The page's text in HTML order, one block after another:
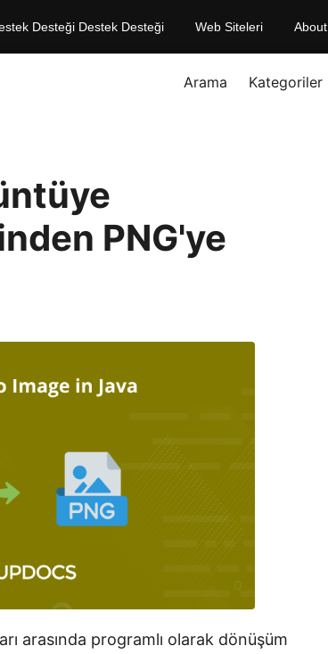
Desteği Destek Desteği Web Siteleri About
Arama Kategoriler
PNG'ye
arasında programlı olarak dönüşüm